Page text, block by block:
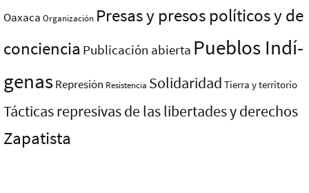
Oaxaca Organización Presas y presos polí­ticos y de
conciencia Publicación abierta Pueblos Indí­
genasRepresión Resistencia Solidaridad Tierra y territorio
Tácticas represivas de las libertades y derechos
Zapatista